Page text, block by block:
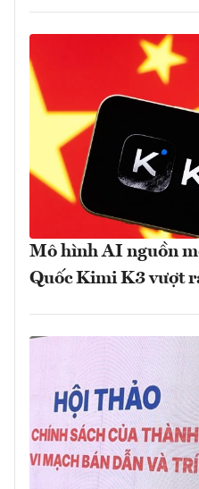
Mô hình AI nguồn
Quốc Kimi K3 vượt